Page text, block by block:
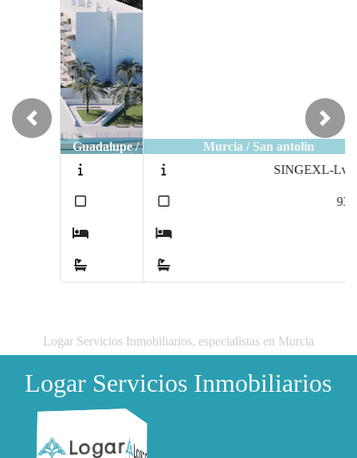
Murcia / San antolin
SINGEXL-Lv245
Previous Next
Logar Servicios Inmobiliarios, especialistas en Murcia
Logar Servicios Inmobiliarios